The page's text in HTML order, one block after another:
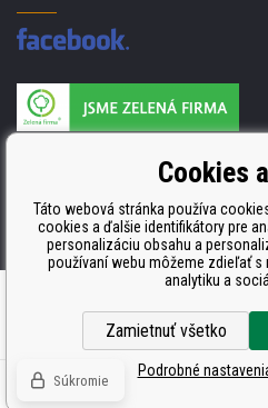
ISO 9001, ISO 14001 a STMC.
Ecommerce
© Copyright
Cookies
Táto webová stránka používa
cookies a ďalšie identifikátory pre
personalizáciu obsahu a
používaní webu môžeme zdieľať s
analytiku a
Zamietnuť všetko
Podrobné
Súkromie